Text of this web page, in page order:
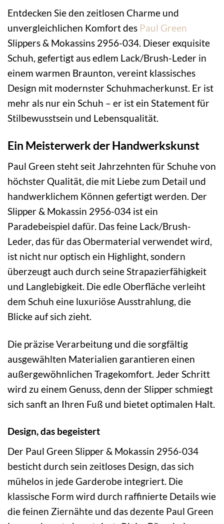
Entdecken Sie den zeitlosen Charme und
unvergleichlichen Komfort des Paul Green
Slippers & Mokassins 2956-034. Dieser exquisite
Schuh, gefertigt aus edlem Lack/Brush-Leder in
einem warmen Braunton, vereint klassisches
Design mit modernster Schuhmacherkunst. Er ist
mehr als nur ein Schuh – er ist ein Statement für
Stilbewusstsein und Lebensqualität.
Ein Meisterwerk der Handwerkskunst
Paul Green steht seit Jahrzehnten für Schuhe von
höchster Qualität, die mit Liebe zum Detail und
handwerklichem Können gefertigt werden. Der
Slipper & Mokassin 2956-034 ist ein
Paradebeispiel dafür. Das feine Lack/Brush-
Leder, das für das Obermaterial verwendet wird,
ist nicht nur optisch ein Highlight, sondern
überzeugt auch durch seine Strapazierfähigkeit
und Langlebigkeit. Die edle Oberfläche verleiht
dem Schuh eine luxuriöse Ausstrahlung, die
Blicke auf sich zieht.
Die präzise Verarbeitung und die sorgfältig
ausgewählten Materialien garantieren einen
außergewöhnlichen Tragekomfort. Jeder Schritt
wird zu einem Genuss, denn der Slipper schmiegt
sich sanft an Ihren Fuß und bietet optimalen Halt.
Design, das begeistert
Der Paul Green Slipper & Mokassin 2956-034
besticht durch sein zeitloses Design, das sich
mühelos in jede Garderobe integriert. Die
klassische Form wird durch raffinierte Details wie
die feinen Ziernähte und das dezente Paul Green